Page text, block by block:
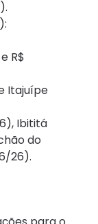
R$
Itajuípe
Ibititá
do
26).